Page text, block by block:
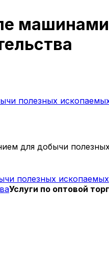
полезных
для добычи полезных
полезных
Услуги по оптовой